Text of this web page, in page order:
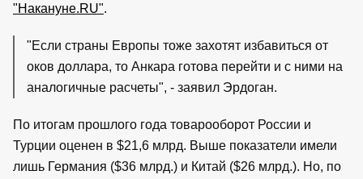
"Накануне.RU".
"Если страны Европы тоже захотят избавиться от
оков доллара, то Анкара готова перейти и с ними на
аналогичные расчеты", - заявил Эрдоган.
По итогам прошлого года товарооборот России и
Турции оценен в $21,6 млрд. Выше показатели имели
лишь Германия ($36 млрд.) и Китай ($26 млрд.). Но, по